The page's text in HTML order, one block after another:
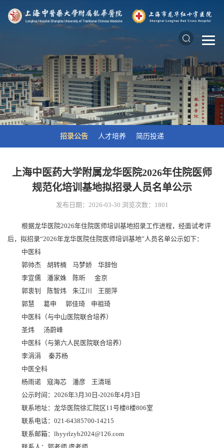
招录公告 人才培养 简历投递
上海中医药大学附属龙华医院2026年住院医师
规范化培训基地拟招录人员名单公示
发布日期：2026-03-30 浏览次数： 1801
根据龙华医院2026年住院医师培训基地招录工作进程，经面试考评
后，拟招录“2026年龙华医院住院医师培训基地”人员名单公示如下：
中医科
郭帅杰
胡转楠 马梦娇
华辞怡
李宣儒
潘家姝 陈昕
金京
郭衷钊
陈智炜 朱江川
王丽萍
郭慧
葛申 郭佳琦
申祖琦
中医科（与中山医院联合培养）
圣炜
汤蔚峰
中医科（与第六人民医院联合培养）
李涓涓
秦苏杨
中医全科
杨雨诺
寇海芯 潘彦
王清瑶
公示时间： 2026年3月 30 日 -2026年4月 3 日
联系地址：龙华医院徐汇院区11号楼8楼806室
联系电话： 021-64385700-14215
联系邮箱： lhyyrlzyb2024@126.com